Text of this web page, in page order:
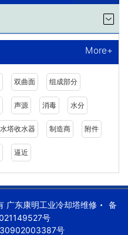
More+
双曲面 组成部分
声源 消毒 水分
塔收水器 制造商 附件
逼近
东康明工业冷却塔维修
备
号
号